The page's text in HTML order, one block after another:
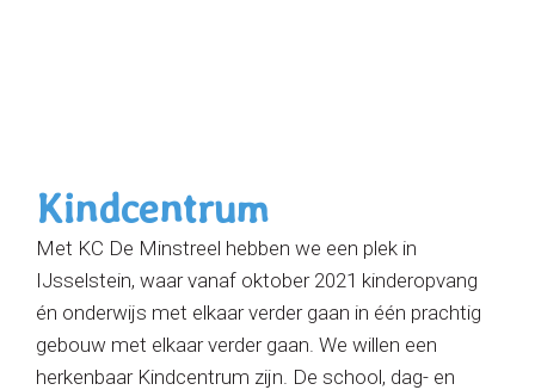
Kindcentrum
Met KC De Minstreel hebben we een plek in
IJsselstein, waar vanaf oktober 2021 kinderopvang
én onderwijs met elkaar verder gaan in één prachtig
gebouw met elkaar verder gaan. We willen een
herkenbaar Kindcentrum zijn. De school, dag- en